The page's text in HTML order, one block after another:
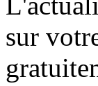
sur